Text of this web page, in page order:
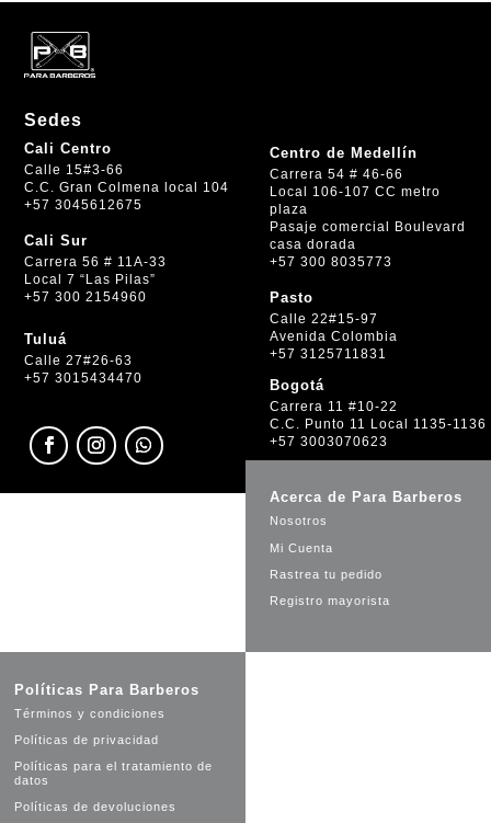
Sedes
Cali Centro
Calle 15#3-66
C.C. Gran Colmena local 104
+57 3045612675
Cali Sur
Carrera 56 # 11A-33
Local 7 “Las Pilas”
+57 300 2154960
Tuluá
Calle 27#26-63
+57 3015434470
Centro de Medellín
Carrera 54 # 46-66
Local 106-107 CC metro
plaza
Pasaje comercial Boulevard
casa dorada
+57 300 8035773
Pasto
Calle 22#15-97
Avenida Colombia
+57 3125711831
Bogotá
Carrera 11 #10-22
C.C. Punto 11 Local 1135-1136
+57 3003070623
Acerca de Para Barberos
Nosotros
Mi Cuenta
Rastrea tu pedido
Registro mayorista
Políticas Para Barberos
Términos y condiciones
Políticas de privacidad
Políticas para el tratamiento de
datos
Políticas de devoluciones